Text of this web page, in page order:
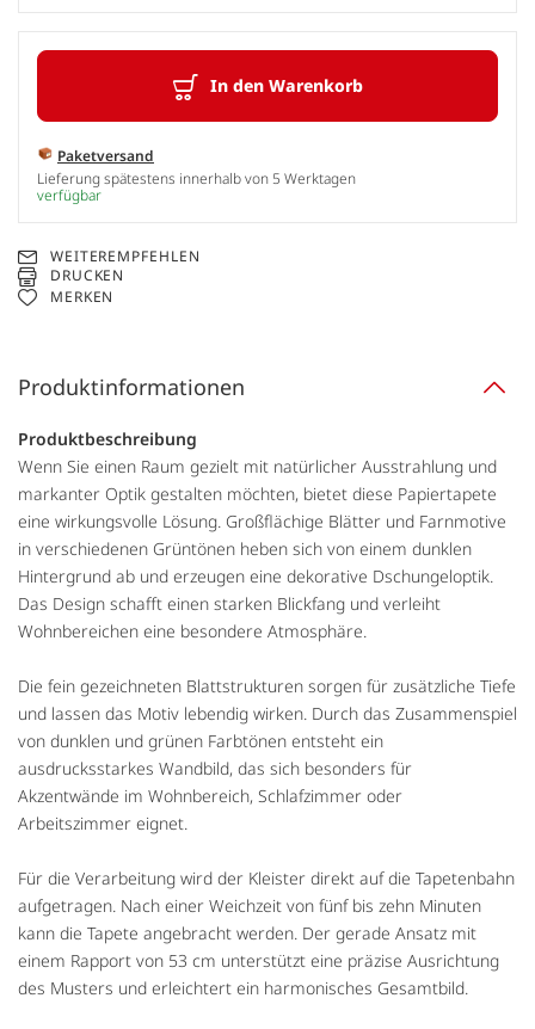
In den Warenkorb
Paketversand
Lieferung spätestens innerhalb von 5 Werktagen
verfügbar
WEITEREMPFEHLEN
DRUCKEN
MERKEN
Produktinformationen
Produktbeschreibung
Wenn Sie einen Raum gezielt mit natürlicher Ausstrahlung und
markanter Optik gestalten möchten, bietet diese Papiertapete
eine wirkungsvolle Lösung. Großflächige Blätter und Farnmotive
in verschiedenen Grüntönen heben sich von einem dunklen
Hintergrund ab und erzeugen eine dekorative Dschungeloptik.
Das Design schafft einen starken Blickfang und verleiht
Wohnbereichen eine besondere Atmosphäre.
Die fein gezeichneten Blattstrukturen sorgen für zusätzliche Tiefe
und lassen das Motiv lebendig wirken. Durch das Zusammenspiel
von dunklen und grünen Farbtönen entsteht ein
ausdrucksstarkes Wandbild, das sich besonders für
Akzentwände im Wohnbereich, Schlafzimmer oder
Arbeitszimmer eignet.
Für die Verarbeitung wird der Kleister direkt auf die Tapetenbahn
aufgetragen. Nach einer Weichzeit von fünf bis zehn Minuten
kann die Tapete angebracht werden. Der gerade Ansatz mit
einem Rapport von 53 cm unterstützt eine präzise Ausrichtung
des Musters und erleichtert ein harmonisches Gesamtbild.